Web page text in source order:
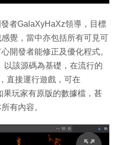
者GalaXyHaXz領導，目標
覺，當中亦包括所有可見可
開發者能修正及優化程式。
以該源碼為基礎，在流行的
直接運行遊戲，可在
果玩家有原版的數據檔，甚
有內容。